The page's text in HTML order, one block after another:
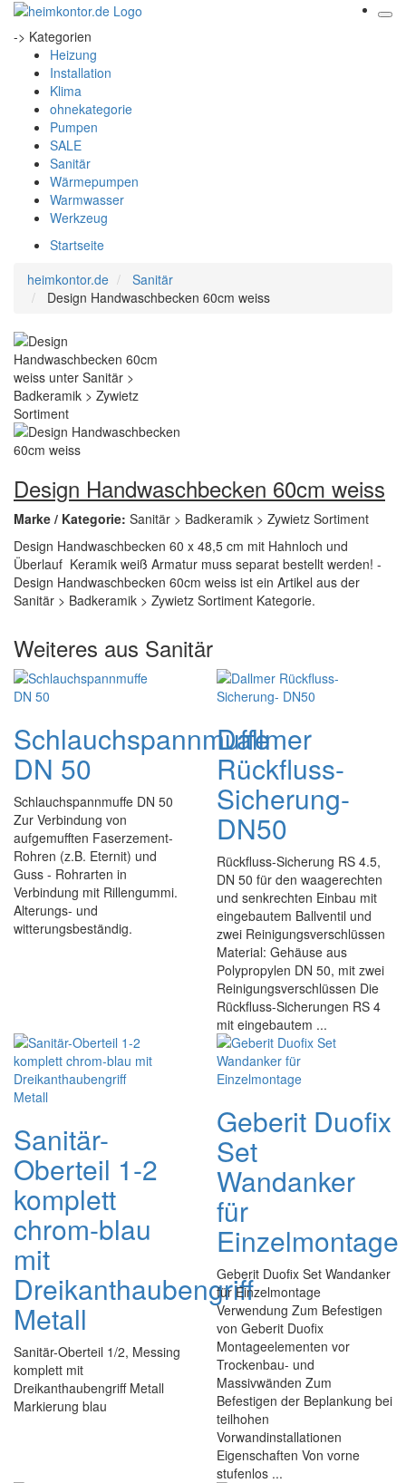
-> Kategorien
Heizung
Installation
Klima
ohnekategorie
Pumpen
SALE
Sanitär
Wärmepumpen
Warmwasser
Werkzeug
Startseite
heimkontor.de
Sanitär
Design Handwaschbecken 60cm weiss
Design Handwaschbecken 60cm weiss
Marke / Kategorie: Sanitär > Badkeramik > Zywietz Sortiment
Design Handwaschbecken 60 x 48,5 cm mit Hahnloch und
Überlauf Keramik weiß Armatur muss separat bestellt werden! -
Design Handwaschbecken 60cm weiss ist ein Artikel aus der
Sanitär > Badkeramik > Zywietz Sortiment Kategorie.
Weiteres aus Sanitär
Schlauchspannmuffe
DN 50
Schlauchspannmuffe DN 50
Zur Verbindung von
aufgemufften Faserzement-
Rohren (z.B. Eternit) und
Guss - Rohrarten in
Verbindung mit Rillengummi.
Alterungs- und
witterungsbeständig.
Dallmer
Rückfluss-
Sicherung-
DN50
Rückfluss-Sicherung RS 4.5,
DN 50 für den waagerechten
und senkrechten Einbau mit
eingebautem Ballventil und
zwei Reinigungsverschlüssen
Material: Gehäuse aus
Polypropylen DN 50, mit zwei
Reinigungsverschlüssen Die
Rückfluss-Sicherungen RS 4
mit eingebautem ...
Sanitär-
Oberteil 1-2
komplett
chrom-blau
mit
Dreikanthaubengriff
Metall
Sanitär-Oberteil 1/2, Messing
komplett mit
Dreikanthaubengriff Metall
Markierung blau
Geberit Duofix
Set
Wandanker
für
Einzelmontage
Geberit Duofix Set Wandanker
für Einzelmontage
Verwendung Zum Befestigen
von Geberit Duofix
Montageelementen vor
Trockenbau- und
Massivwänden Zum
Befestigen der Beplankung bei
teilhohen
Vorwandinstallationen
Eigenschaften Von vorne
stufenlos ...